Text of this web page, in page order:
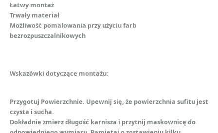
Łatwy montaż
Trwały materiał
Możliwość pomalowania przy użyciu farb
bezrozpuszczalnikowych
Wskazówki dotyczące montażu:
Przygotuj Powierzchnie. Upewnij się, że powierzchnia sufitu jest
czysta i sucha.
Dokładnie zmierz długość karnisza i przytnij maskownicę do